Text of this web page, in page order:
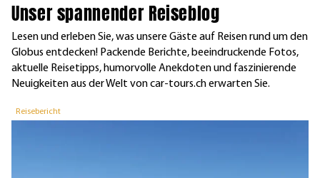
Unser spannender Reiseblog
Lesen und erleben Sie, was unsere Gäste auf Reisen rund um den
Globus entdecken! Packende Berichte, beeindruckende Fotos,
aktuelle Reisetipps, humorvolle Anekdoten und faszinierende
Neuigkeiten aus der Welt von car-tours.ch erwarten Sie.
Reisebericht